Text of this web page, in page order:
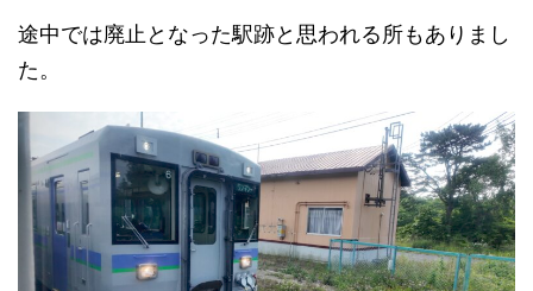
途中では廃止となった駅跡と思われる所もありまし
た。